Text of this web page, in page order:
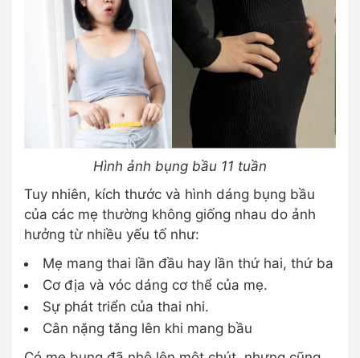
Hình ảnh bụng bầu 11 tuần
Tuy nhiên, kích thước và hình dáng bụng bầu
của các mẹ thường không giống nhau do ảnh
hưởng từ nhiều yếu tố như:
Mẹ mang thai lần đầu hay lần thứ hai, thứ ba
Cơ địa và vóc dáng cơ thể của mẹ.
Sự phát triển của thai nhi.
Cân nặng tăng lên khi mang bầu